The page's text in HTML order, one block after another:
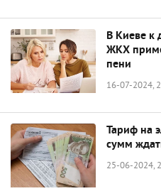
В Киеве к
ЖКХ
пени
16-07-2024,
Тариф на
сумм
25-06-2024,